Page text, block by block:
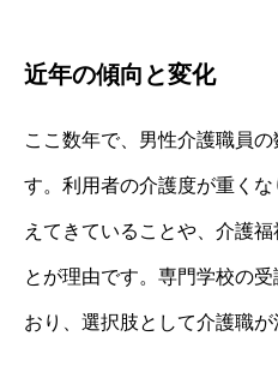
近年の傾向と変化
ここ数年で、男性介護職員
す。利用者の介護度が重く
えてきていることや、介護
とが理由です。専門学校の
おり、選択肢として介護職が